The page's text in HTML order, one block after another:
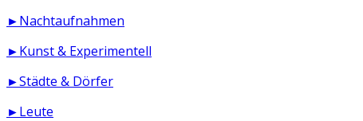
►Nachtaufnahmen
►Kunst & Experimentell
►Städte & Dörfer
►Leute